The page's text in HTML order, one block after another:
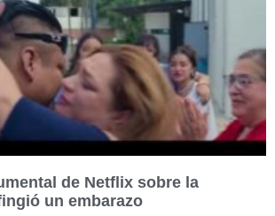
de Netflix sobre la
un embarazo